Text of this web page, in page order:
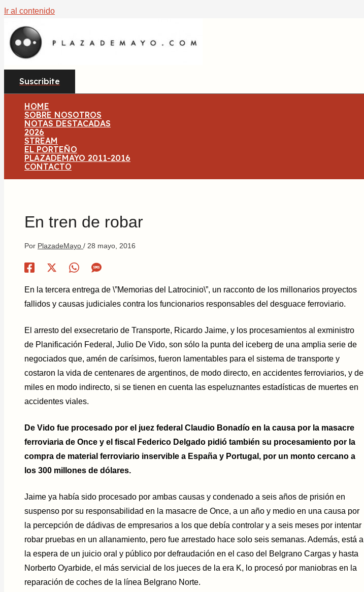
Ir al contenido
Suscribite
HOME
SOBRE NOSOTROS
NOTAS DESTACADAS
2026
STREAM
EL PORTEÑO
PLAZADEMAYO 2011-2016
CONTACTO
En tren de robar
Por PlazadeMayo / 28 mayo, 2016
En la tercera entrega de \”Memorias del Latrocinio\”, un racconto de los millonarios proyectos
fallidos y causas judiciales contra los funcionarios responsables del desguace ferroviario.
El arresto del exsecretario de Transporte, Ricardo Jaime, y los procesamientos al exministro
de Planificación Federal, Julio De Vido, son sólo la punta del iceberg de una amplia serie de
negociados que, amén de carísimos, fueron lamentables para el sistema de transporte y
costaron la vida de centenares de argentinos, de modo directo, en accidentes ferroviarios, y de
miles en modo indirecto, si se tienen en cuenta las espeluznantes estadísticas de muertes en
accidentes viales.
De Vido fue procesado por el juez federal Claudio Bonadío en la causa por la masacre
ferroviaria de Once y el fiscal Federico Delgado pidió también su procesamiento por la
compra de material ferroviario inservible a España y Portugal, por un monto cercano a
los 300 millones de dólares.
Jaime ya había sido procesado por ambas causas y condenado a seis años de prisión en
suspenso por su responsabilidad en la masacre de Once, a un año y medio en una causa por
la percepción de dádivas de empresarios a los que debía controlar y a seis meses por intentar
robar pruebas en un allanamiento, pero fue arrestado hace solo seis semanas. Además, está a
la espera de un juicio oral y público por defraudación en el caso del Belgrano Cargas y hasta
Norberto Oyarbide, el más servicial de los jueces de la era K, lo procesó por maniobras en la
reparación de coches de la línea Belgrano Norte.